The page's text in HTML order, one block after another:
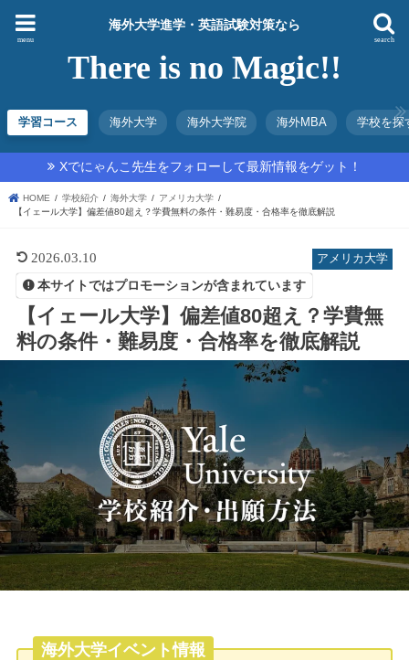
海外大学進学・英語試験対策なら
There is no Magic!!
search
menu
学習コース 海外大学 海外大学院 海外MBA 学校を探
Xでにゃんこ先生をフォローして最新情報をゲット！
HOME 学校紹介 海外大学
アメリカ大学
【イェール大学】偏差値80超え？学費無料の条件・難易度・合格率を徹底解説
アメリカ大学
2026.03.10
本サイトではプロモーションが含まれています
【イェール大学】偏差値80超え？学費無
料の条件・難易度・合格率を徹底解説
海外大学イベント情報